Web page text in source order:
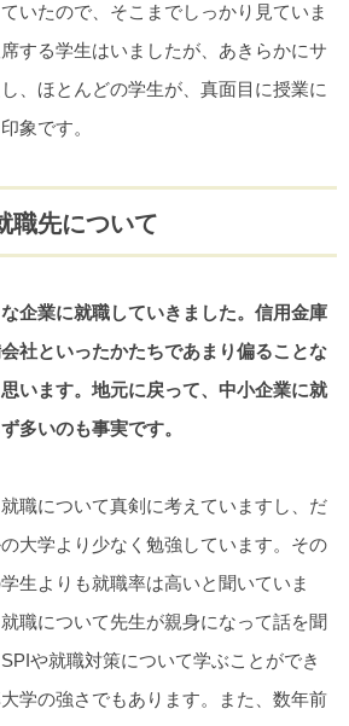
いたので、そこまでしっかり見ていま
する学生はいましたが、あきらかにサ
、ほとんどの学生が、真面目に授業に
象です。
職先について
企業に就職していきました。信用金庫
社といったかたちであまり偏ることな
います。地元に戻って、中小企業に就
多いのも事実です。
職について真剣に考えていますし、だ
大学より少なく勉強しています。その
生よりも就職率は高いと聞いていま
職について先生が親身になって話を聞
や就職対策について学ぶことができ
学の強さでもあります。また、数年前